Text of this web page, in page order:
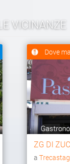
VICINANZE
Dove
ZG DI
a